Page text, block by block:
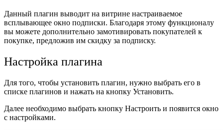
Данный плагин выводит на витрине настраиваемое
всплывающее окно подписки. Благодаря этому функционалу
вы можете дополнительно замотивировать покупателей к
покупке, предложив им скидку за подписку.
Настройка плагина
Для того, чтобы установить плагин, нужно выбрать его в
списке плагинов и нажать на кнопку Установить.
Далее необходимо выбрать кнопку Настроить и появится окно
с настройками.